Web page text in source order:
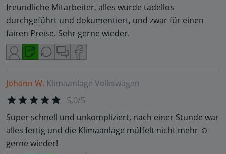
freundliche Mitarbeiter, alles wurde tadellos
durchgeführt und dokumentiert, und zwar für einen
fairen Preise. Sehr gerne wieder.
Johann W. Klimaanlage Volkswagen
5,0/5
Super schnell und unkompliziert, nach einer Stunde war
alles fertig und die Klimaanlage müffelt nicht mehr ☺️
gerne wieder!